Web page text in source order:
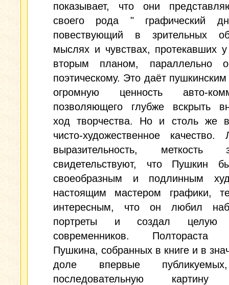
показывает, что они
своего рода " графический
повествующий в зрительных
мыслях и чувствах, протекавших
вторым планом, параллельно
поэтическому. Это даёт
огромную ценность авто-
позволяющего глубже вскрыть
ход творчества. Но и столь же
чисто-художественное качество.
выразительность, меткость
свидетельствуют, что Пушкин
своеобразным и подлинным
настоящим мастером графики,
интересным, что он любил
портреты и создал целую
современников. Полтораста
Пушкина, собранных в книге и в
доле впервые
последовательную картину